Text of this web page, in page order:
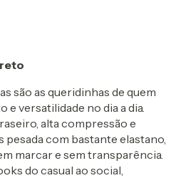
são as queridinhas de quem
e versatilidade no dia a dia.
alta compressão e
pesada com bastante elastano,
marcar e sem transparência.
do casual ao social,